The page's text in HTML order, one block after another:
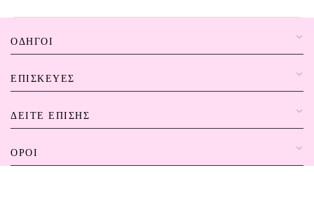
ΟΔΗΓΟΊ
ΕΠΙΣΚΕΥΈΣ
ΔΕΊΤΕ ΕΠΊΣΗΣ
ΌΡΟΙ